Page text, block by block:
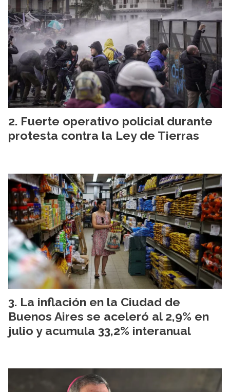
Fuerte operativo policial durante
protesta contra la Ley de Tierras
La inflación en la Ciudad de
Buenos Aires se aceleró al 2,9% en
julio y acumula 33,2% interanual